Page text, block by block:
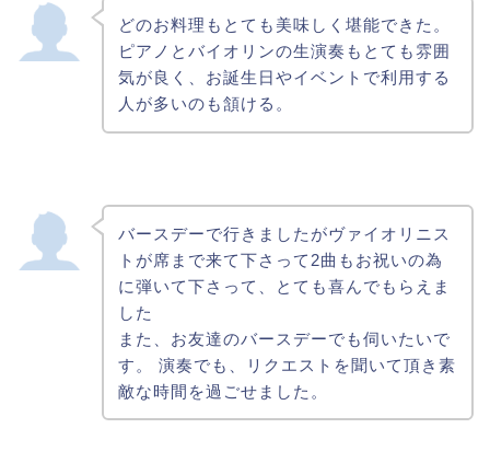
どのお料理もとても美味しく堪能できた。
ピアノとバイオリンの生演奏もとても雰囲
気が良く、お誕生日やイベントで利用する
人が多いのも頷ける。
バースデーで行きましたがヴァイオリニス
トが席まで来て下さって2曲もお祝いの為
に弾いて下さって、とても喜んでもらえま
した
また、お友達のバースデーでも伺いたいで
す。 演奏でも、リクエストを聞いて頂き素
敵な時間を過ごせました。